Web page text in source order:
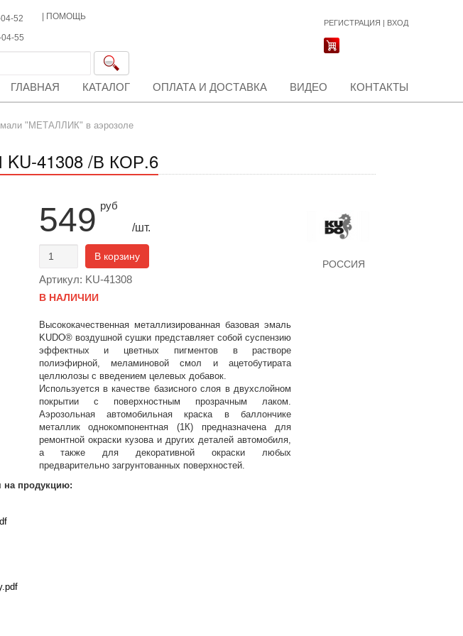
52
55
ПОМОЩЬ
РЕГИСТРАЦИЯ | ВХОД
ГЛАВНАЯ КАТАЛОГ ОПЛАТА И ДОСТАВКА ВИДЕО КОНТАКТЫ
"МЕТАЛЛИК" в аэрозоле
41308 /В КОР.6
549 руб
/шт.
В корзину
Артикул: KU-41308
В НАЛИЧИИ
Высококачественная металлизированная базовая эмаль
KUDO® воздушной сушки представляет собой суспензию
эффектных и цветных пигментов в растворе
полиэфирной, меламиновой смол и ацетобутирата
целлюлозы с введением целевых добавок.
Используется в качестве базисного слоя в двухслойном
покрытии с поверхностным прозрачным лаком.
Аэрозольная автомобильная краска в баллончике
металлик однокомпонентная (1К) предназначена для
ремонтной окраски кузова и других деталей автомобиля,
а также для декоративной окраски любых
предварительно загрунтованных поверхностей.
РОССИЯ
на продукцию: